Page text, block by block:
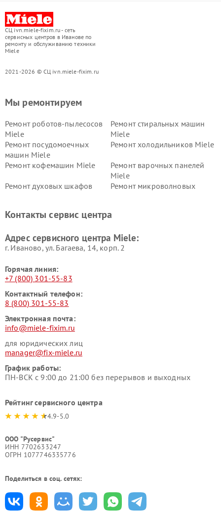
СЦ ivn.miele-fixim.ru - сеть
сервисных центров в Иванове по
ремонту и обслуживанию техники
Miele
2021-2026 © СЦ ivn.miele-fixim.ru
Мы ремонтируем
Ремонт роботов-пылесосов
Miele
Ремонт стиральных машин
Miele
Ремонт посудомоечных
машин Miele
Ремонт холодильников Miele
Ремонт кофемашин Miele
Ремонт варочных панелей
Miele
Ремонт духовых шкафов
Ремонт микроволновых
Miele
Miele
пылесосов Miele
Контакты сервис центра
Адрес сервисного центра Miele:
г. Иваново, ул. Багаева, 14, корп. 2
Горячая линия:
+7 (800) 301-55-83
Контактный телефон:
8 (800) 301-55-83
Электронная почта:
info@miele-fixim.ru
для юридических лиц
manager@fix-miele.ru
График работы:
ПН-ВСК с 9:00 до 21:00 без перерывов и выходных
Рейтинг сервисного центра
4.9-5.0
ООО "Русервис"
ИНН 7702633247
ОГРН 1077746335776
Поделиться в соц. сетях: